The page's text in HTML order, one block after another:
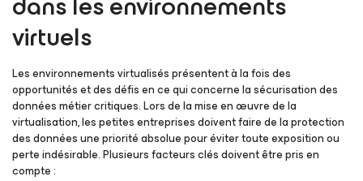
virtuels
Les environnements virtualisés présentent à la fois des
opportunités et des défis en ce qui concerne la sécurisation des
données métier critiques. Lors de la mise en œuvre de la
virtualisation, les petites entreprises doivent faire de la protection
des données une priorité absolue pour éviter toute exposition ou
perte indésirable. Plusieurs facteurs clés doivent être pris en
compte :